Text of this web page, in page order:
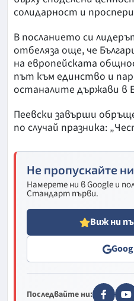
солидарност и
В посланието си
отбеляза още, че
на европейската
път към единство и
останалите държави в
Пеевски завърши
по случай празника:
Не пропускайте
Намерете ни в Google и
Стандарт първи.
Виж ни
Последвайте ни: